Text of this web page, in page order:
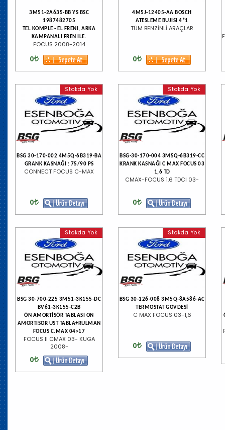
3M51-2A635-BB YS BSC
1987482705
TEL KOMPLE - EL FRENI, ARKA
KAMPANALI FREN ILE.
FOCUS 2008-2014
0
4M5J-12405-AA BOSCH
ATESLEME BUJISI 4*1
TÜM BENZİNLİ ARAÇLAR
0
Stokda Yok
BSG 30-170-002 4M5Q-6B319-BA
GRANK KASNAĞI : 75/90 PS
CONNECT FOCUS C-MAX
0
Stokda Yok
BSG-30-170-004 3M5Q-6B319-CC
KRANK KASNAĞI C MAX FOCUS 03
1,6 TD
CMAX-FOCUS 1.6 TDCI 03-
0
Stokda Yok
BSG 30-700-225 3M51-3K155-DC
BV61-3K155-C2B
ÖN AMORTİSÖR TABLASI ON
AMORTISOR UST TABLA+RULMAN
FOCUS C.MAX 04>17
FOCUS II CMAX 03- KUGA
2008-
0
Stokda Yok
BSG 30-126-008 3M5Q-8A586-AC
TERMOSTAT GÖVDESİ
C MAX FOCUS 03-1,6
0